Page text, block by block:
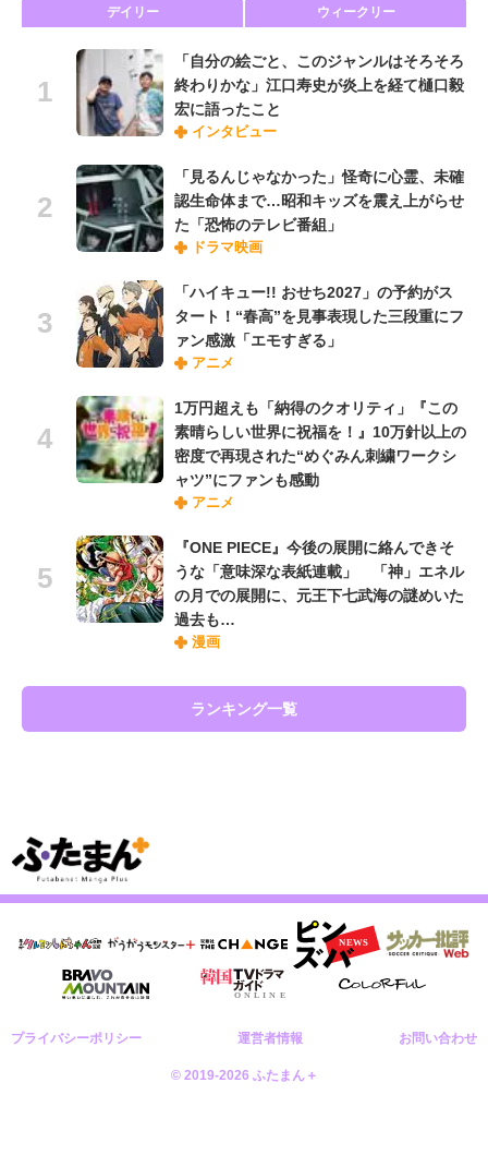
デイリー ウィークリー
「自分の絵ごと、このジャンルはそろそろ
終わりかな」江口寿史が炎上を経て樋口毅
宏に語ったこと
インタビュー
「見るんじゃなかった」怪奇に心霊、未確
認生命体まで…昭和キッズを震え上がらせ
た「恐怖のテレビ番組」
ドラマ映画
「ハイキュー!! おせち2027」の予約がス
タート！“春高”を見事表現した三段重にフ
ァン感激「エモすぎる」
アニメ
1万円超えも「納得のクオリティ」『この
素晴らしい世界に祝福を！』10万針以上の
密度で再現された“めぐみん刺繍ワークシ
ャツ”にファンも感動
アニメ
『ONE PIECE』今後の展開に絡んできそ
うな「意味深な表紙連載」 「神」エネル
の月での展開に、元王下七武海の謎めいた
過去も…
漫画
ランキング一覧
プライバシーポリシー 運営者情報 お問い合わせ
© 2019-2026 ふたまん＋